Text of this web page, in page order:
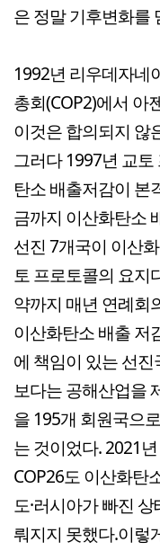
은 정말 기후변화를
1992년 리우데자네
총회(COP2)에서 아
이것은 합의되지 않
그러다 1997년 교
탄소 배출저감이 본
금까지 이산화탄소
선진 7개국이 이산
토 프로토콜의 요지
약까지 매년 연례회
이산화탄소 배출 저
에 책임이 있는 선
보다는 공해산업을
을 195개 회원국으
는 것이었다. 2021
COP26도 이산화탄
도·러시아가 빠진
뤄지지 못했다.이렇